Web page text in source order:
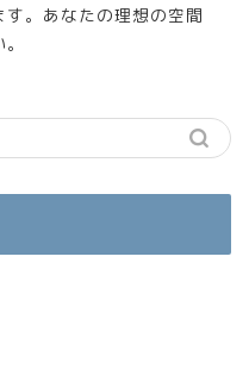
。あなたの理想の空間